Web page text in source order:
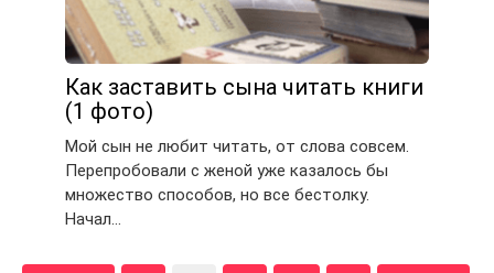
Как заставить сына читать книги
(1 фото)
Мой сын не любит читать, от слова совсем.
Перепробовали с женой уже казалось бы
множество способов, но все бестолку.
Начал…